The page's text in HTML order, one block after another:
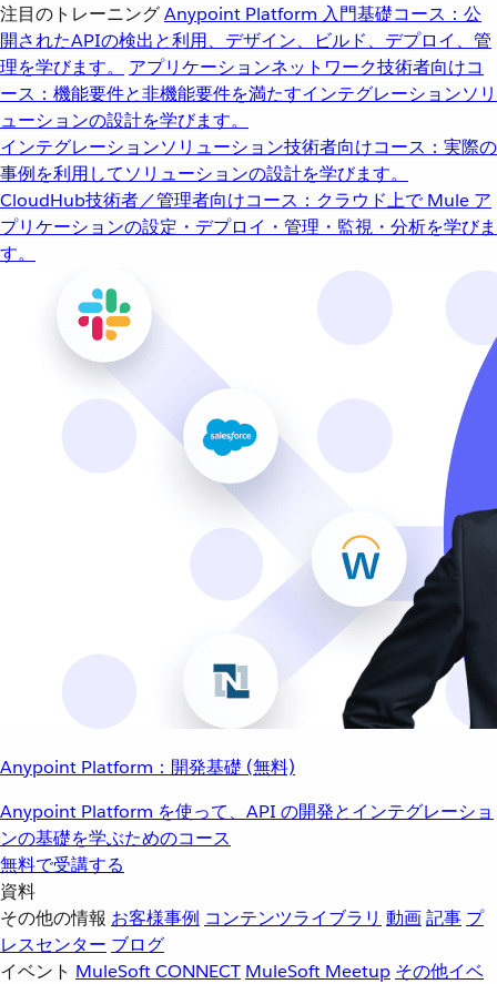
注目のトレーニングAnypoint Platform 入門基礎コース：公
開されたAPIの検出と利用、デザイン、ビルド、デプロイ、管
理を学びます。
アプリケーションネットワーク技術者向けコ
ース：機能要件と非機能要件を満たすインテグレーションソリ
ューションの設計を学びます。
インテグレーションソリューション技術者向けコース：実際の
事例を利用してソリューションの設計を学びます。
CloudHub技術者／管理者向けコース：クラウド上で Mule ア
プリケーションの設定・デプロイ・管理・監視・分析を学びま
す。
Anypoint Platform：開発基礎 (無料)
Anypoint Platform を使って、API の開発とインテグレーショ
ンの基礎を学ぶためのコース
無料で受講する
資料
その他の情報 お客様事例 コンテンツライブラリ 動画記事 プ
レスセンター ブログ
イベント MuleSoft CONNECT MuleSoft Meetup その他イベ